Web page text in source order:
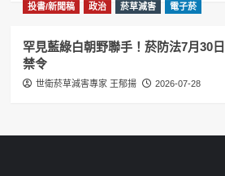
投書/新聞稿 政治 菸草減害 電子菸
罕見藍綠白朝野聯手！菸防法7月30
禁令
世衛菸草減害專家 王郁揚 2026-07-28